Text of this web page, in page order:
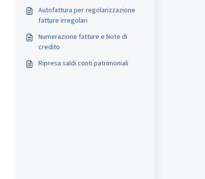
Autofattura per regolarizzazione
fatture irregolari
Numerazione fatture e Note di
credito
Ripresa saldi conti patrimoniali